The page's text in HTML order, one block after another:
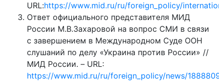
URL:https://www.mid.ru/ru/foreign_policy/
Ответ официального представителя МИД
России М.В.Захаровой на вопрос СМИ в связи
с завершением в Международном Суде ООН
слушаний по делу «Украина против России» //
МИД России. – URL:
https://www.mid.ru/ru/foreign_policy/news/